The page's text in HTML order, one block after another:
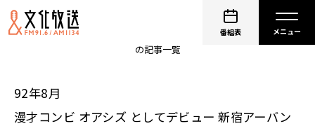
番組表
の記事一覧
92年8月
漫才コンビ オアシズ としてデビュー 新宿アーバン